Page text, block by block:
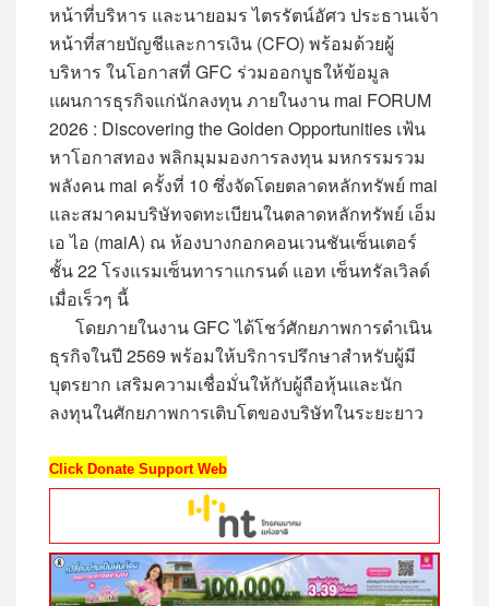
หน้าที่บริหาร และนายอมร ไตรรัตน์อัศว ประธานเจ้า
หน้าที่สายบัญชีและการเงิน (CFO) พร้อมด้วยผู้
บริหาร ในโอกาสที่ GFC ร่วมออกบูธให้ข้อมูล
แผนการธุรกิจแก่นักลงทุน ภายในงาน mai FORUM
2026 : Discovering the Golden Opportunities เฟ้น
หาโอกาสทอง พลิกมุมมองการลงทุน มหกรรมรวม
พลังคน mai ครั้งที่ 10 ซึ่งจัดโดยตลาดหลักทรัพย์ mai
และสมาคมบริษัทจดทะเบียนในตลาดหลักทรัพย์ เอ็ม
เอ ไอ (maiA) ณ ห้องบางกอกคอนเวนชันเซ็นเตอร์
ชั้น 22 โรงแรมเซ็นทาราแกรนด์ แอท เซ็นทรัลเวิลด์
เมื่อเร็วๆ นี้
โดยภายในงาน GFC ได้โชว์ศักยภาพการดำเนิน
ธุรกิจในปี 2569 พร้อมให้บริการปรึกษาสำหรับผู้มี
บุตรยาก เสริมความเชื่อมั่นให้กับผู้ถือหุ้นและนัก
ลงทุนในศักยภาพการเติบโตของบริษัทในระยะยาว
Click Donate Support Web